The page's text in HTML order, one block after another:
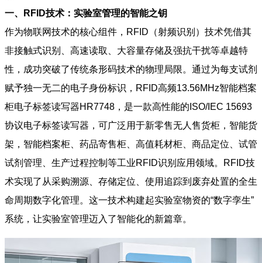
一、RFID技术：实验室管理的智能之钥
作为物联网技术的核心组件，RFID（射频识别）技术凭借其
非接触式识别、高速读取、大容量存储及强抗干扰等卓越特
性，成功突破了传统条形码技术的物理局限。通过为每支试剂
赋予独一无二的电子身份标识，RFID高频13.56MHz智能档案
柜电子标签读写器HR7748，是一款高性能的ISO/IEC 15693
协议电子标签读写器，可广泛用于新零售无人售货柜，智能货
架，智能档案柜、药品寄售柜、高值耗材柜、商品定位、试管
试剂管理、生产过程控制等工业RFID识别应用领域。RFID技
术实现了从采购溯源、存储定位、使用追踪到废弃处置的全生
命周期数字化管理。这一技术构建起实验室物资的“数字孪生”
系统，让实验室管理迈入了智能化的新篇章。